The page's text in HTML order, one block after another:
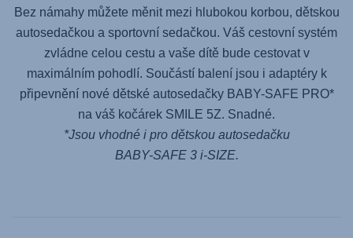
Bez námahy můžete měnit mezi hlubokou korbou, dětskou
autosedačkou a sportovní sedačkou. Váš cestovní systém
zvládne celou cestu a vaše dítě bude cestovat v
maximálním pohodlí. Součástí balení jsou i adaptéry k
připevnění nové dětské autosedačky BABY-SAFE PRO*
na váš kočárek SMILE 5Z. Snadné.
*Jsou vhodné i pro dětskou autosedačku
BABY-SAFE 3 i-SIZE.